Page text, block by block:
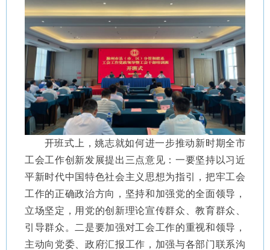
开班式上，姚志就如何进一步推动新时期全市
工会工作创新发展提出三点意见：一要坚持以习近
平新时代中国特色社会主义思想为指引，把牢工会
工作的正确政治方向，坚持和加强党的全面领导，
立场坚定，用党的创新理论宣传群众、教育群众、
引导群众。二是要加强对工会工作的重视和领导，
主动向党委、政府汇报工作，加强与各部门联系沟